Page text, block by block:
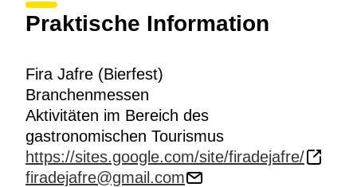
Praktische Information
Fira Jafre (Bierfest)
Branchenmessen
Aktivitäten im Bereich des
gastronomischen Tourismus
https://sites.google.com/site/firadejafre/
firadejafre@gmail.com